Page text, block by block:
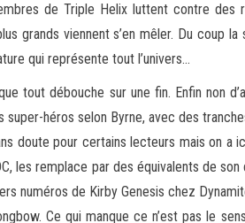
de Triple Helix luttent contre des
grands viennent s’en mêler. Du coup
qui représente tout l’univers…
tout débouche sur une fin. Enfin non
super-héros selon Byrne, avec des
doute pour certains lecteurs mais on a
les remplace par des équivalents de son
numéros de Kirby Genesis chez
Ce qui manque ce n’est pas le